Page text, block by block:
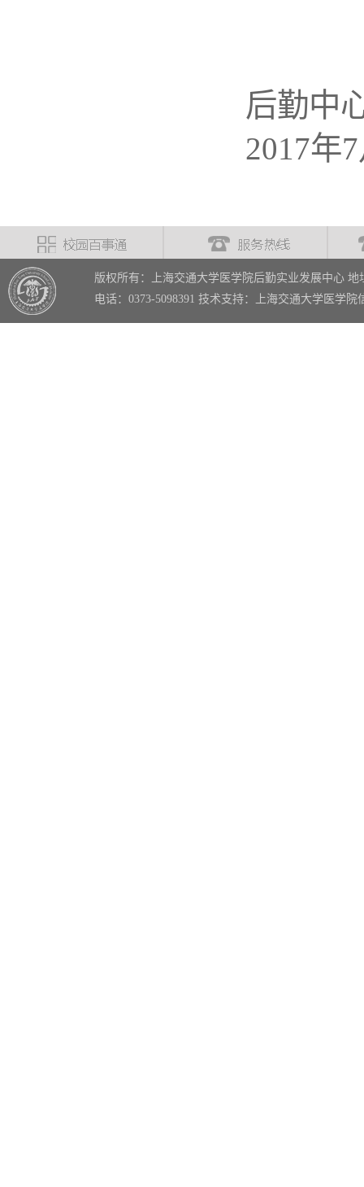
后勤中
2017年
版权所有：上海交通大学医学院后勤实业发展中心 地
电话：0373-5098391 技术支持：上海交通大学医学院